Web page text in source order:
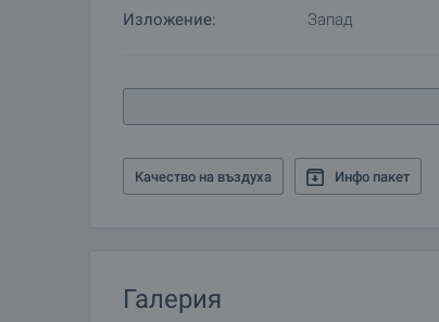
Изложение: Запад
Качество на въздуха Инфо пакет
Галерия